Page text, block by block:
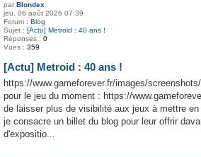
par Blondex
jeu. 06 août 2026 07:39
Forum : Blog
Sujet : [Actu] Metroid : 40 ans !
Réponses : 0
Vues : 359
[Actu] Metroid : 40 ans !
https://www.gameforever.fr/images/
pour le jeu du moment : https://
de laisser plus de visibilité aux jeux à mettre en
je consacre un billet du blog pour leur offrir
d'expositio...